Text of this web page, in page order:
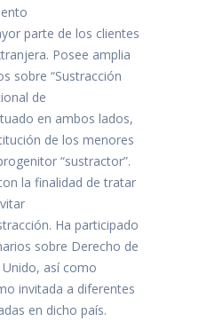
parte de los clientes
Posee amplia
sobre “Sustracción
de
en ambos lados,
de los menores
“sustractor”.
la finalidad de tratar
Ha participado
sobre Derecho de
así como
invitada a diferentes
en dicho país.